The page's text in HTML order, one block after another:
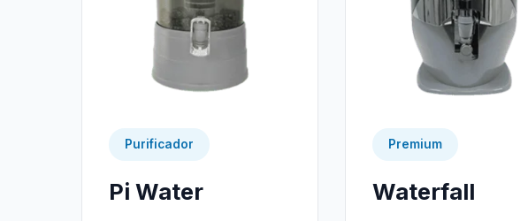
Purificador
Pi Water
Premium
Waterfall